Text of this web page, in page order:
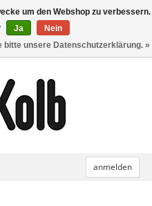
anmelden
um den Webshop zu verbessern.
Ja
Nein
bitte unsere Datenschutzerklärung. »